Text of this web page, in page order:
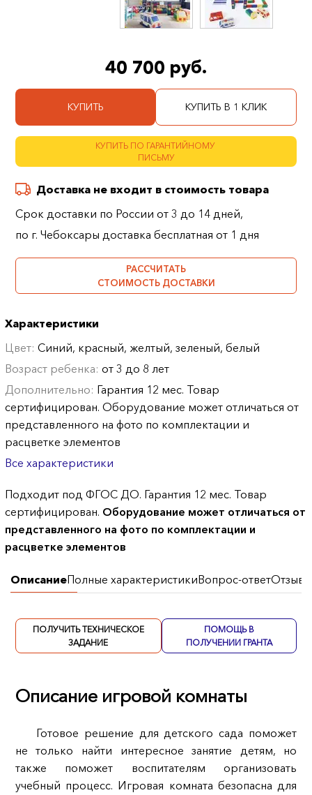
40 700 руб.
КУПИТЬ КУПИТЬ В 1 КЛИК
КУПИТЬ ПО ГАРАНТИЙНОМУ
ПИСЬМУ
Доставка не входит в стоимость товара
Срок доставки по России от 3 до 14 дней,
по г. Чебоксары доставка бесплатная от 1 дня
РАССЧИТАТЬ
СТОИМОСТЬ ДОСТАВКИ
Характеристики
Цвет:Синий, красный, желтый, зеленый, белый
Возраст ребенка:от 3 до 8 лет
Дополнительно: Гарантия 12 мес. Товар
сертифицирован. Оборудование может отличаться от
представленного на фото по комплектации и
расцветке элементов
Все характеристики
Подходит под ФГОС ДО. Гарантия 12 мес. Товар
сертифицирован. Оборудование может отличаться от
представленного на фото по комплектации и
расцветке элементов
ОписаниеПолные характеристикиВопрос-ответОтзывы
ПОЛУЧИТЬ ТЕХНИЧЕСКОЕ
ЗАДАНИЕ
ПОМОЩЬ В
ПОЛУЧЕНИИ ГРАНТА
Описание игровой комнаты
Готовое решение для детского сада поможет
не только найти интересное занятие детям, но
также поможет воспитателям организовать
учебный процесс. Игровая комната безопасна для